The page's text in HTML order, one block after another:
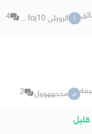
ا الرويلي 501ffoj10 4
م مججههوول 2